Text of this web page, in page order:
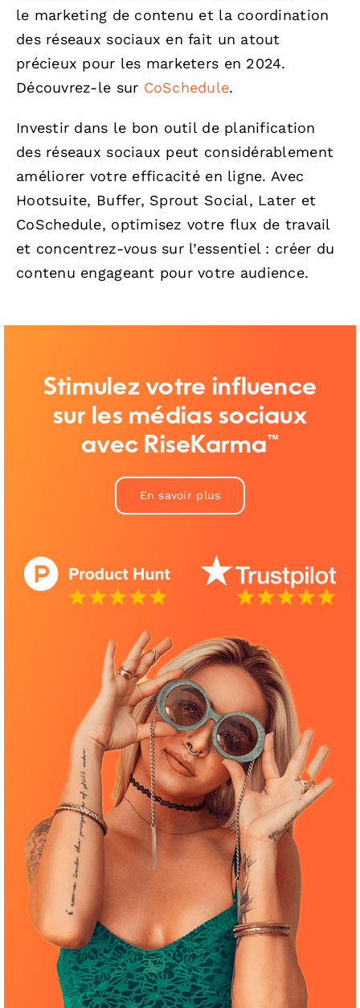
le marketing de contenu et la coordination
des réseaux sociaux en fait un atout
précieux pour les marketers en 2024.
Découvrez-le sur CoSchedule.
Investir dans le bon outil de planification
des réseaux sociaux peut considérablement
améliorer votre efficacité en ligne. Avec
Hootsuite, Buffer, Sprout Social, Later et
CoSchedule, optimisez votre flux de travail
et concentrez-vous sur l’essentiel : créer du
contenu engageant pour votre audience.
Stimulez votre influence
sur les médias sociaux
avec RiseKarma™
En savoir plus